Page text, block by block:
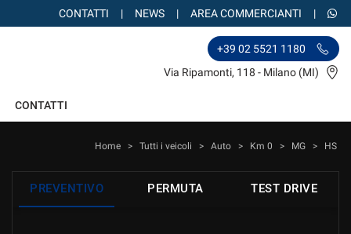
CONTATTI NEWS AREA COMMERCIANTI
+39 02 5521 1180
Via Ripamonti, 118 - Milano (MI)
CONTATTI
Home > Tutti i veicoli > Auto > Km 0 > MG > HS
PREVENTIVO PERMUTA TEST DRIVE